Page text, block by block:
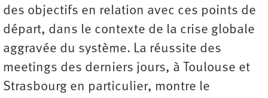
des objectifs en relation avec ces points de
départ, dans le contexte de la crise globale
aggravée du système. La réussite des
meetings des derniers jours, à Toulouse et
Strasbourg en particulier, montre le